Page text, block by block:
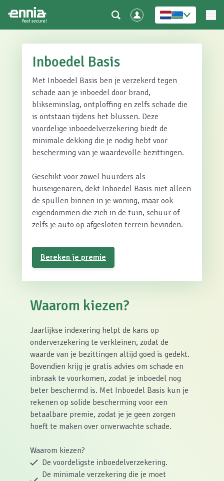
Inboedel Basis
Met Inboedel Basis ben je verzekerd tegen
schade aan je inboedel door brand,
blikseminslag, ontploffing en zelfs schade die
is ontstaan tijdens het blussen. Deze
voordelige inboedelverzekering biedt de
minimale dekking die je nodig hebt voor
bescherming van je waardevolle bezittingen.
Geschikt voor zowel huurders als
huiseigenaren, dekt Inboedel Basis niet alleen
de spullen binnen in je woning, maar ook
eigendommen die zich in de tuin, schuur of
zelfs je auto op afgesloten terrein bevinden.
Bereken je premie
Waarom kiezen?
Jaarlijkse indexering helpt de kans op
onderverzekering te verkleinen, zodat de
waarde van je bezittingen altijd goed is gedekt.
Bovendien krijg je gratis advies om schade en
inbraak te voorkomen, zodat je inboedel nog
beter beschermd is. Met Inboedel Basis kun je
rekenen op solide bescherming voor een
betaalbare premie, zodat je je geen zorgen
hoeft te maken over onverwachte schade.
Waarom kiezen?
De voordeligste inboedelverzekering.
De minimale verzekering die je moet